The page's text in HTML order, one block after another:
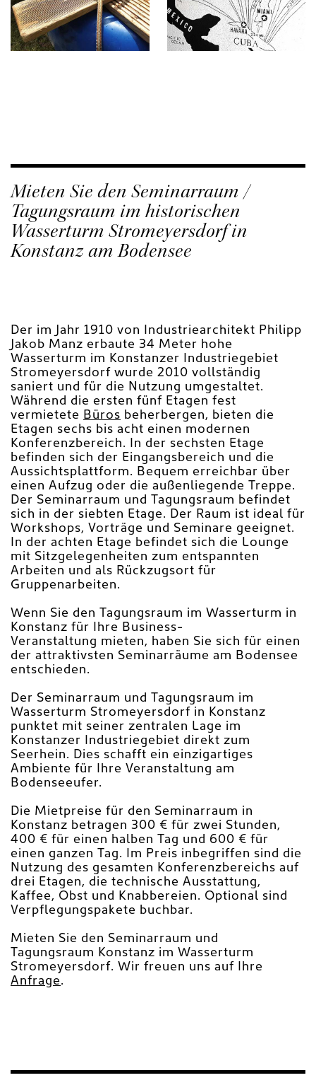
Mieten Sie den Seminarraum /
Tagungsraum im historischen
Wasserturm Stromeyersdorfin
Konstanz am Bodensee
Der im Jahr 1910 von Industriearchitekt Philipp
Jakob Manz erbaute 34 Meter hohe
Wasserturm im Konstanzer Industriegebiet
Stromeyersdorf wurde 2010 vollständig
saniert und für die Nutzung umgestaltet.
Während die ersten fünf Etagen fest
vermietete Büros beherbergen, bieten die
Etagen sechs bis acht einen modernen
Konferenzbereich. In der sechsten Etage
befinden sich der Eingangsbereich und die
Aussichtsplattform. Bequem erreichbar über
einen Aufzug oder die außenliegende Treppe.
Der Seminarraum und Tagungsraum befindet
sich in der siebten Etage. Der Raum ist ideal für
Workshops, Vorträge und Seminare geeignet.
In der achten Etage befindet sich die Lounge
mit Sitzgelegenheiten zum entspannten
Arbeiten und als Rückzugsort für
Gruppenarbeiten.
Wenn Sie den Tagungsraum im Wasserturm in
Konstanz für Ihre Business-
Veranstaltung mieten, haben Sie sich für einen
der attraktivsten Seminarräume am Bodensee
entschieden.
Der Seminarraum und Tagungsraum im
Wasserturm Stromeyersdorf in Konstanz
punktet mit seiner zentralen Lage im
Konstanzer Industriegebiet direkt zum
Seerhein. Dies schafft ein einzigartiges
Ambiente für Ihre Veranstaltung am
Bodenseeufer.
Die Mietpreise für den Seminarraum in
Konstanz betragen 300 € für zwei Stunden,
400 € für einen halben Tag und 600 € für
einen ganzen Tag. Im Preis inbegriffen sind die
Nutzung des gesamten Konferenzbereichs auf
drei Etagen, die technische Ausstattung,
Kaffee, Obst und Knabbereien. Optional sind
Verpflegungspakete buchbar.
Mieten Sie den Seminarraum und
Tagungsraum Konstanz im Wasserturm
Stromeyersdorf. Wir freuen uns auf Ihre
Anfrage.